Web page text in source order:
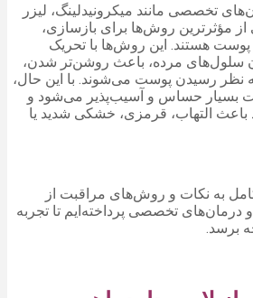
تخصصی مانند میکرونیدلینگ، لیزر
از مؤثرترین روش‌ها برای بازسازی،
هستند. این روش‌ها با تحریک
سلول‌های مرده، باعث روشن‌تر شدن،
رسیدن پوست می‌شوند. با این حال،
بسیار حساس و آسیب‌پذیر می‌شود و
باعث التهاب، قرمزی، خشکی شدید یا
کامل به نکات و روش‌های مراقبت از
درمان‌های تخصصی پرداخته‌ایم تا تجربه
برسد.